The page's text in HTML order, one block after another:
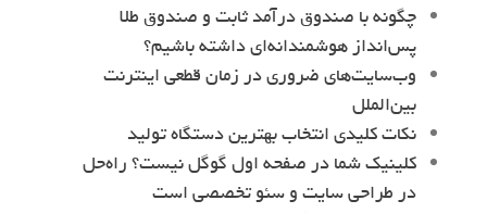
چگونه با صندوق درآمد ثابت و صندوق طلا
پس‌انداز هوشمندانه‌ای داشته باشیم؟
وب‌سایت‌های ضروری در زمان قطعی اینترنت
بین‌الملل
نکات کلیدی انتخاب بهترین دستگاه تولید
کلینیک شما در صفحه اول گوگل نیست؟ راه‌حل
در طراحی سایت و سئو تخصصی است